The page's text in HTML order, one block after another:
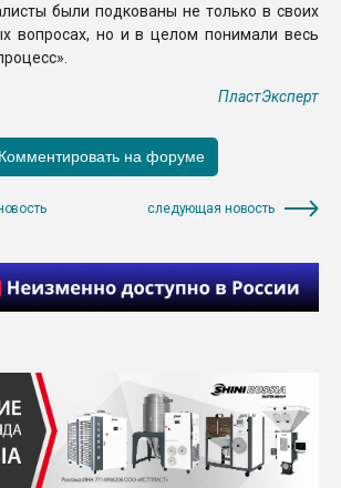
были подкованы не только в своих
вопросах, но и в целом понимали весь
ПластЭксперт
следующая новость